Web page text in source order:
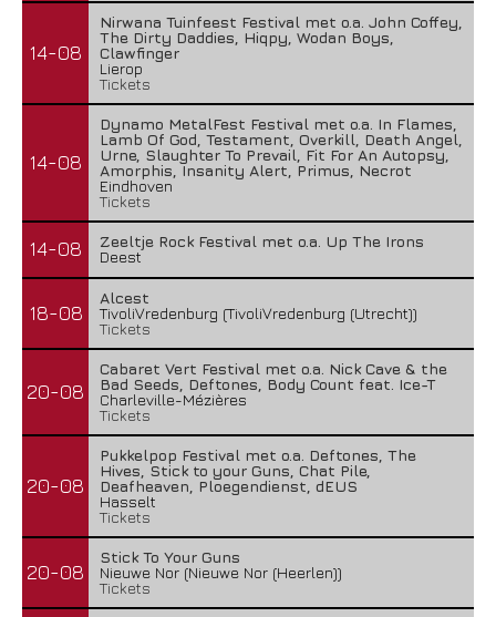
14-08
Nirwana Tuinfeest Festival met o.a. John Coffey,
The Dirty Daddies, Hiqpy, Wodan Boys,
Clawfinger
Lierop
Tickets
14-08
Dynamo MetalFest Festival met o.a. In Flames,
Lamb Of God, Testament, Overkill, Death Angel,
Urne, Slaughter To Prevail, Fit For An Autopsy,
Amorphis, Insanity Alert, Primus, Necrot
Eindhoven
Tickets
14-08
Zeeltje Rock Festival met o.a. Up The Irons
Deest
18-08
Alcest
TivoliVredenburg (TivoliVredenburg (Utrecht))
Tickets
20-08
Cabaret Vert Festival met o.a. Nick Cave & the
Bad Seeds, Deftones, Body Count feat. Ice-T
Charleville-Mézières
Tickets
20-08
Pukkelpop Festival met o.a. Deftones, The
Hives, Stick to your Guns, Chat Pile,
Deafheaven, Ploegendienst, dEUS
Hasselt
Tickets
20-08
Stick To Your Guns
Nieuwe Nor (Nieuwe Nor (Heerlen))
Tickets